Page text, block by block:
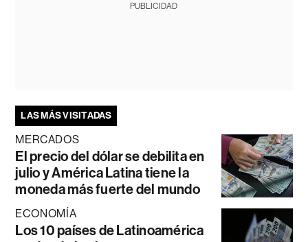
PUBLICIDAD
LAS MÁS VISITADAS
MERCADOS
El precio del dólar se debilita en
julio y América Latina tiene la
moneda más fuerte del mundo
ECONOMÍA
Los 10 países de Latinoamérica